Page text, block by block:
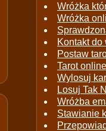
Wróżka
Wróżka
Kontakt do
Postaw
Tarot
Wylosuj
Losuj Tak
Wróżba
Stawianie